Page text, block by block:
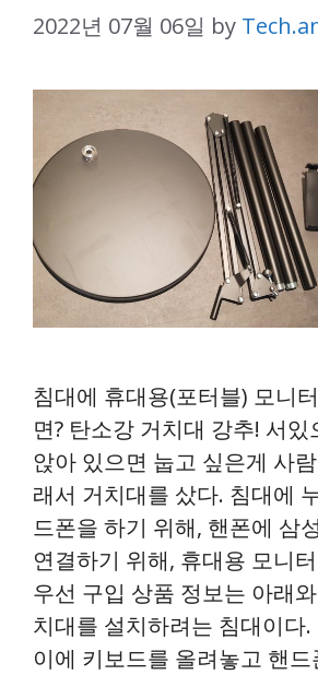
2022년 07월 06일 by
침대에 휴대용(포터블) 모니
면? 탄소강 거치대 강추! 서
앉아 있으면 눕고 싶은게 사
래서 거치대를 샀다. 침대에
드폰을 하기 위해, 핸폰에 삼
연결하기 위해, 휴대용 모니
우선 구입 상품 정보는 아래
치대를 설치하려는 침대이다.
이에 키보드를 올려놓고 핸드